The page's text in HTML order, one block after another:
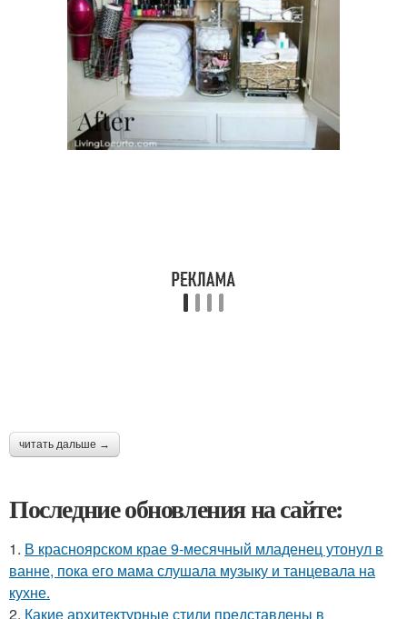
читать дальше →
Последние обновления на сайте:
1. В красноярском крае 9-месячный младенец утонул в
ванне, пока его мама слушала музыку и танцевала на
кухне.
2. Какие архитектурные стили представлены в